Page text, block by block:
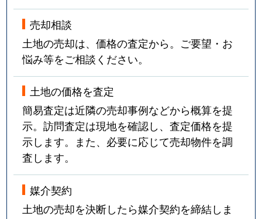
売却相談
土地の売却は、価格の査定から。ご要望・お
悩み等をご相談ください。
土地の価格を査定
簡易査定は近隣の売却事例などから概算を提
示。訪問査定は現地を確認し、査定価格を提
示します。また、必要に応じて売却物件を調
査します。
媒介契約
土地の売却を決断したら媒介契約を締結しま